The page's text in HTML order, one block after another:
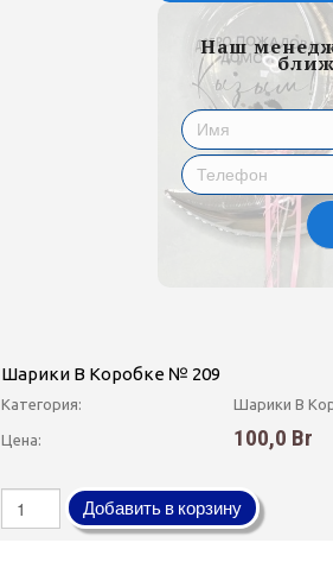
Наш
Шарики В Коробке № 209
Категория: Шарики В
Цена: 100,0 Br
Добавить в корзину